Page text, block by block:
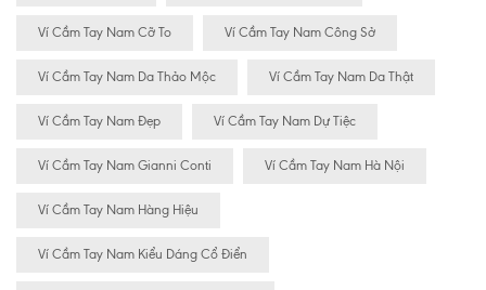
Ví Cầm Tay Nam Cỡ To Ví Cầm Tay Nam Công Sở
Ví Cầm Tay Nam Da Thảo Mộc Ví Cầm Tay Nam Da Thật
Ví Cầm Tay Nam Đẹp Ví Cầm Tay Nam Dự Tiệc
Ví Cầm Tay Nam Gianni Conti Ví Cầm Tay Nam Hà Nội
Ví Cầm Tay Nam Hàng Hiệu
Ví Cầm Tay Nam Kiểu Dáng Cổ Điển